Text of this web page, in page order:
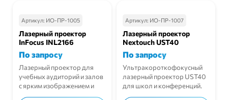
Артикул: ИО-ПР-1005
Лазерный проектор
InFocus INL2166
По запросу
Лазерный проектор для
учебных аудиторий и залов
с ярким изображением и
долгим сроком службы.
Артикул: ИО-ПР-1007
Лазерный проектор
Nextouch UST40
По запросу
Ультракороткофокусный
лазерный проектор UST40
для школ и конференций.